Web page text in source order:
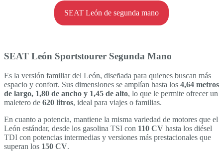
SEAT León de segunda mano
SEAT León Sportstourer Segunda Mano
Es la versión familiar del León, diseñada para quienes buscan más
espacio y confort. Sus dimensiones se amplían hasta los 4,64 metros
de largo, 1,80 de ancho y 1,45 de alto, lo que le permite ofrecer un
maletero de 620 litros, ideal para viajes o familias.
En cuanto a potencia, mantiene la misma variedad de motores que el
León estándar, desde los gasolina TSI con 110 CV hasta los diésel
TDI con potencias intermedias y versiones más prestacionales que
superan los 150 CV.